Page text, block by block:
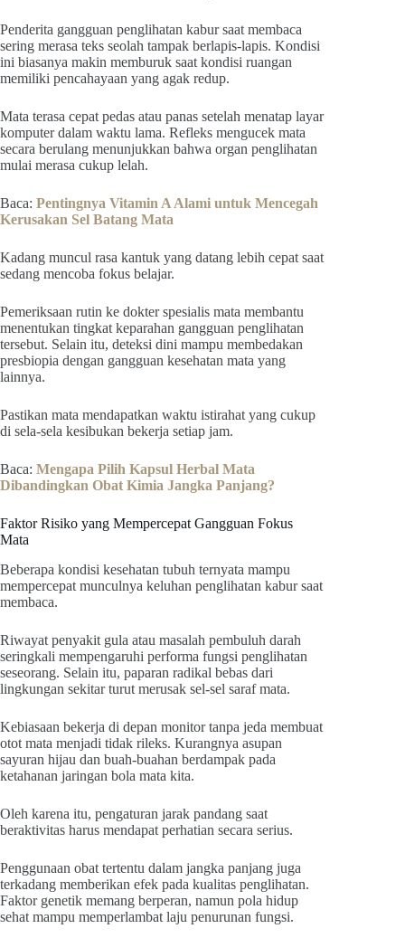
Penderita gangguan penglihatan kabur saat membaca
sering merasa teks seolah tampak berlapis-lapis. Kondisi
ini biasanya makin memburuk saat kondisi ruangan
memiliki pencahayaan yang agak redup.
Mata terasa cepat pedas atau panas setelah menatap layar
komputer dalam waktu lama. Refleks mengucek mata
secara berulang menunjukkan bahwa organ penglihatan
mulai merasa cukup lelah.
Baca: Pentingnya Vitamin A Alami untuk Mencegah
Kerusakan Sel Batang Mata
Kadang muncul rasa kantuk yang datang lebih cepat saat
sedang mencoba fokus belajar.
Pemeriksaan rutin ke dokter spesialis mata membantu
menentukan tingkat keparahan gangguan penglihatan
tersebut. Selain itu, deteksi dini mampu membedakan
presbiopia dengan gangguan kesehatan mata yang
lainnya.
Pastikan mata mendapatkan waktu istirahat yang cukup
di sela-sela kesibukan bekerja setiap jam.
Baca: Mengapa Pilih Kapsul Herbal Mata
Dibandingkan Obat Kimia Jangka Panjang?
Faktor Risiko yang Mempercepat Gangguan Fokus
Mata
Beberapa kondisi kesehatan tubuh ternyata mampu
mempercepat munculnya keluhan penglihatan kabur saat
membaca.
Riwayat penyakit gula atau masalah pembuluh darah
seringkali mempengaruhi performa fungsi penglihatan
seseorang. Selain itu, paparan radikal bebas dari
lingkungan sekitar turut merusak sel-sel saraf mata.
Kebiasaan bekerja di depan monitor tanpa jeda membuat
otot mata menjadi tidak rileks. Kurangnya asupan
sayuran hijau dan buah-buahan berdampak pada
ketahanan jaringan bola mata kita.
Oleh karena itu, pengaturan jarak pandang saat
beraktivitas harus mendapat perhatian secara serius.
Penggunaan obat tertentu dalam jangka panjang juga
terkadang memberikan efek pada kualitas penglihatan.
Faktor genetik memang berperan, namun pola hidup
sehat mampu memperlambat laju penurunan fungsi.